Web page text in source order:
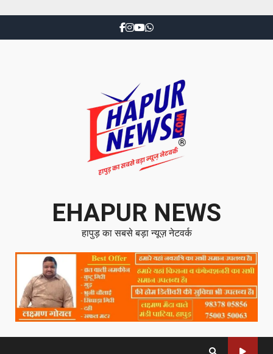
EHAPUR NEWS
हापुड़ का सबसे बड़ा न्यूज़ नेटवर्क